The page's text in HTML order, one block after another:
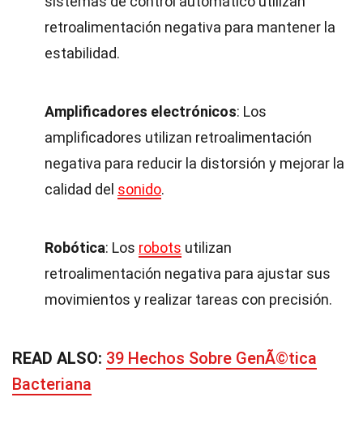
retroalimentación negativa para mantener la
estabilidad.
Amplificadores electrónicos: Los
amplificadores utilizan retroalimentación
negativa para reducir la distorsión y mejorar la
calidad del sonido.
Robótica: Los robots utilizan
retroalimentación negativa para ajustar sus
movimientos y realizar tareas con precisión.
READ ALSO: 39 Hechos Sobre GenÃ©tica
Bacteriana